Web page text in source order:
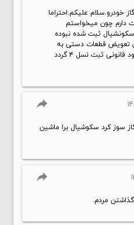
خودرو.سلام علیکم.احتراما
دارم چون میخواستم
ثبت شده نبوده
تعویض قطعات دستی به
کارخانه سکونشیال دارید که بشود قانونی ثبت نسل ۴ گردد
reply
سوز کرد سکوشیال برا ماشین
reply
مردم.